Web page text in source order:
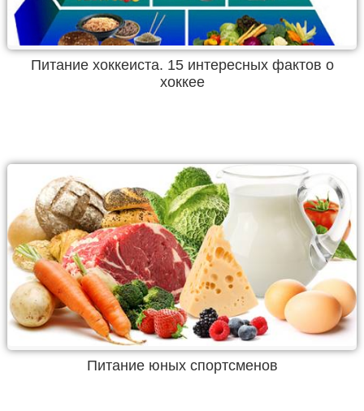
Питание хоккеиста. 15 интересных фактов о
хоккее
Питание юных спортсменов